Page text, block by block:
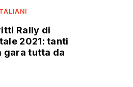
Rally di
2021: tanti
gara tutta da